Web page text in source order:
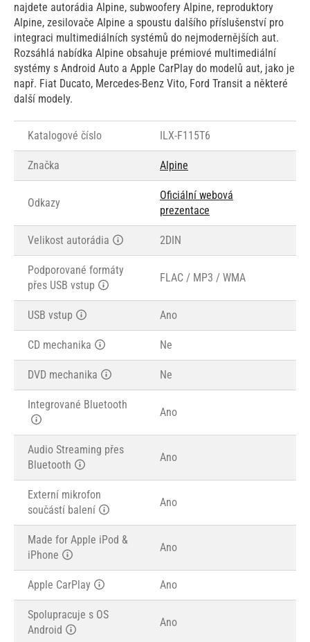
najdete autorádia Alpine, subwoofery Alpine, reproduktory
Alpine, zesilovače Alpine a spoustu dalšího příslušenství pro
integraci multimediálních systémů do nejmodernějších aut.
Rozsáhlá nabídka Alpine obsahuje prémiové multimediální
systémy s Android Auto a Apple CarPlay do modelů aut, jako je
např. Fiat Ducato, Mercedes-Benz Vito, Ford Transit a některé
další modely.
Katalogové číslo ILX-F115T6
Značka Alpine
Odkazy
Oficiální webová
prezentace
Velikost autorádia 2DIN
Podporované formáty
přes USB vstup
FLAC / MP3 / WMA
USB vstup Ano
CD mechanika Ne
DVD mechanika Ne
Integrované Bluetooth
Ano
Audio Streaming přes
Bluetooth
Ano
Externí mikrofon
součástí balení
Ano
Made for Apple iPod &
iPhone
Ano
Apple CarPlay Ano
Spolupracuje s OS
Android
Ano